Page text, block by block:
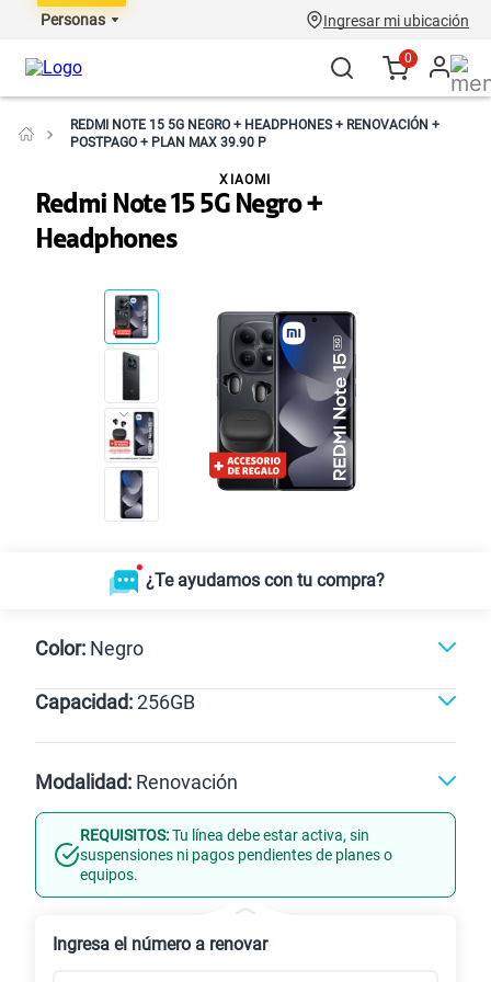
Personas Ingresar mi ubicación
0
REDMI NOTE 15 5G NEGRO + HEADPHONES + RENOVACIÓN +
POSTPAGO + PLAN MAX 39.90 P
Redmi Note 15 5G Negro +
Headphones
XIAOMI
¿Te ayudamos con tu compra?
Color: Negro
Negro
Capacidad:256GB
256GB
Modalidad: Renovación
Línea Nueva Portabilidad
REQUISITOS:Tu línea debe estar activa, sin
suspensiones ni pagos pendientes de planes o
equipos.
Ingresa el número a renovar